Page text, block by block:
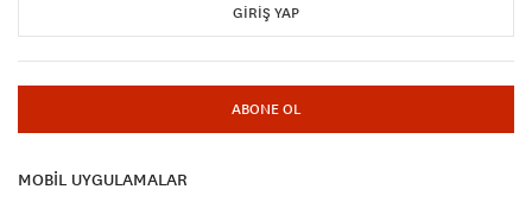
GIRIŞ YAP
ABONE OL
MOBİL UYGULAMALAR